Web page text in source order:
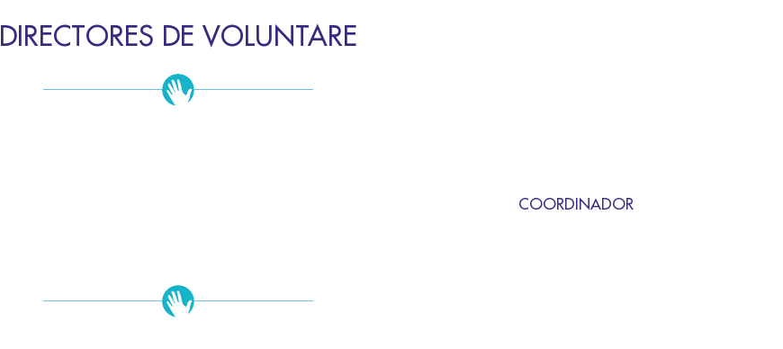
DIRECTORES DE VOLUNTARE
COORDINADOR